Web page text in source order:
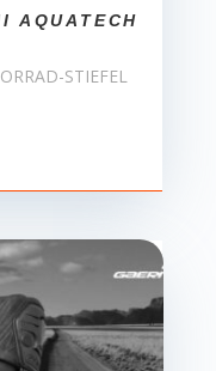
AQUATECH
STIEFEL